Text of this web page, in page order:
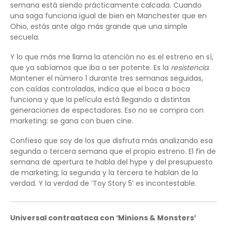
semana está siendo prácticamente calcada. Cuando
una saga funciona igual de bien en Manchester que en
Ohio, estás ante algo más grande que una simple
secuela.
Y lo que más me llama la atención no es el estreno en sí,
que ya sabíamos que iba a ser potente. Es la resistencia.
Mantener el número 1 durante tres semanas seguidas,
con caídas controladas, indica que el boca a boca
funciona y que la película está llegando a distintas
generaciones de espectadores. Eso no se compra con
marketing: se gana con buen cine.
Confieso que soy de los que disfruta más analizando esa
segunda o tercera semana que el propio estreno. El fin de
semana de apertura te habla del hype y del presupuesto
de marketing; la segunda y la tercera te hablan de la
verdad. Y la verdad de ‘Toy Story 5’ es incontestable.
Universal contraataca con ‘Minions & Monsters’